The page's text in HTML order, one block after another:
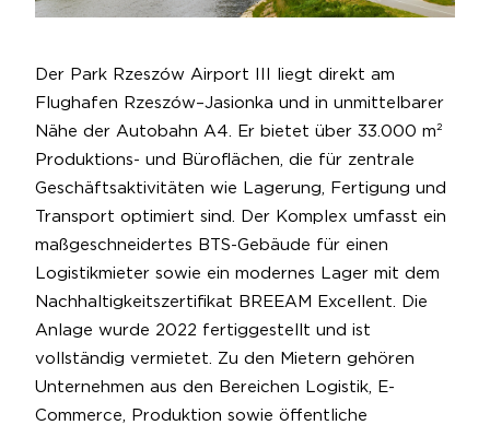
Der Park Rzeszów Airport III liegt direkt am
Flughafen Rzeszów–Jasionka und in unmittelbarer
Nähe der Autobahn A4. Er bietet über 33.000 m²
Produktions- und Büroflächen, die für zentrale
Geschäftsaktivitäten wie Lagerung, Fertigung und
Transport optimiert sind. Der Komplex umfasst ein
maßgeschneidertes BTS-Gebäude für einen
Logistikmieter sowie ein modernes Lager mit dem
Nachhaltigkeitszertifikat BREEAM Excellent. Die
Anlage wurde 2022 fertiggestellt und ist
vollständig vermietet. Zu den Mietern gehören
Unternehmen aus den Bereichen Logistik, E-
Commerce, Produktion sowie öffentliche